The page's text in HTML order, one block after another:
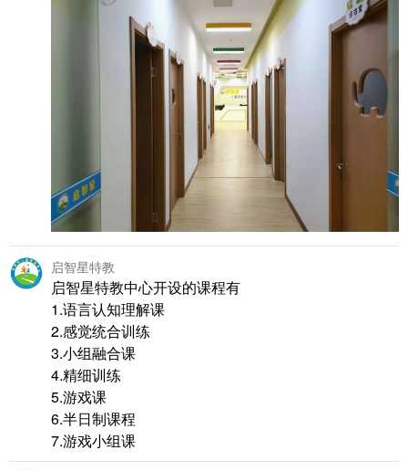
启智星特教
启智星特教中心开设的课程有
1.语言认知理解课
2.感觉统合训练
3.小组融合课
4.精细训练
5.游戏课
6.半日制课程
7.游戏小组课